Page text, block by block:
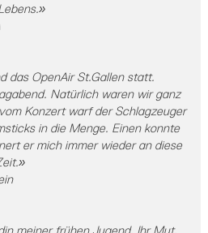
»
das OpenAir St.Gallen statt.
Natürlich waren wir ganz
Konzert warf der Schlagzeuger
in die Menge. Einen konnte
er mich immer wieder an diese
»